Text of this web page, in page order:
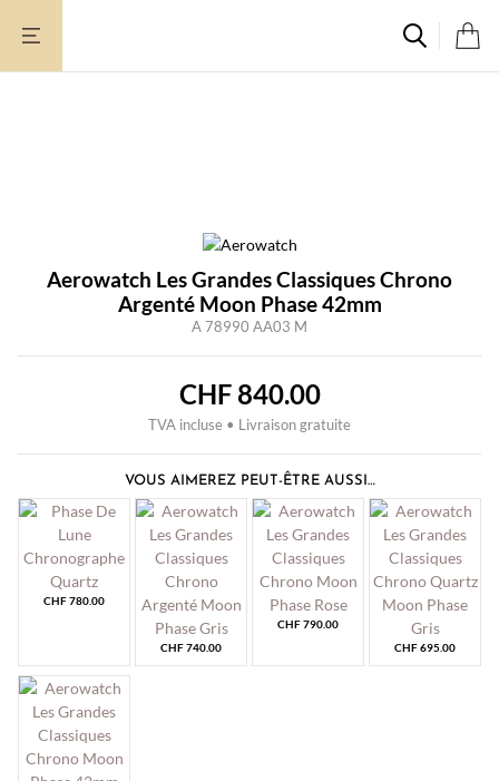
Aerowatch Les Grandes Classiques Chrono
Argenté Moon Phase 42mm
A 78990 AA03 M
CHF840.00
TVA incluse • Livraison gratuite
VOUS AIMEREZ PEUT-ÊTRE AUSSI…
CHF780.00
CHF740.00
CHF790.00
CHF695.00